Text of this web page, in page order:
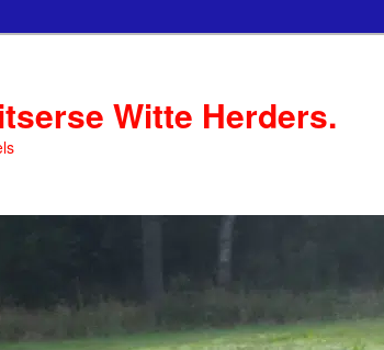
Witte Herders.